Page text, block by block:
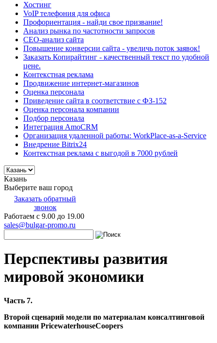
Хостинг
VoIP телефония для офиса
Профориентация - найди свое призвание!
Анализ рынка по частотности запросов
СЕО-анализ сайта
Повышение конверсии сайта - увеличь поток заявок!
Заказать Копирайтинг - качественный текст по удобной
цене.
Контекстная реклама
Продвижение интернет-магазинов
Оценка персонала
Приведение сайта в соответствие с ФЗ-152
Оценка персонала компании
Подбор персонала
Интеграция AmoCRM
Организация удаленной работы: WorkPlace-as-a-Service
Внедрение Bitrix24
Контекстная реклама с выгодой в 7000 рублей
Казань
Выберите ваш город
Заказать обратный
звонок
Работаем с 9.00 до 19.00
sales@bulgar-promo.ru
Перспективы развития
мировой экономики
Часть 7.
Второй сценарий модели по материалам консалтинговой
компании PricewaterhouseCoopers